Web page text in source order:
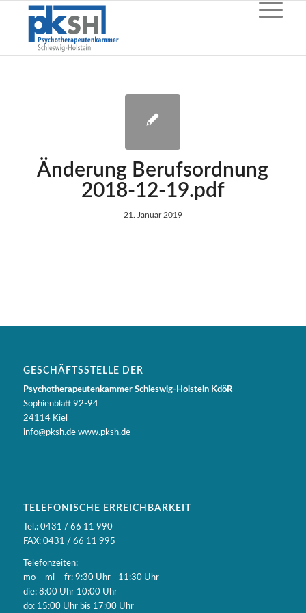
Änderung Berufsordnung
2018-12-19.pdf
21. Januar 2019
GESCHÄFTSSTELLE DER
Psychotherapeutenkammer Schleswig-Holstein KdöR
Sophienblatt 92-94
24114 Kiel
info@pksh.de www.pksh.de
TELEFONISCHE ERREICHBARKEIT
Tel.: 0431 / 66 11 990
FAX: 0431 / 66 11 995
Telefonzeiten:
mo – mi – fr: 9:30 Uhr - 11:30 Uhr
die: 8:00 Uhr 10:00 Uhr
do: 15:00 Uhr bis 17:00 Uhr